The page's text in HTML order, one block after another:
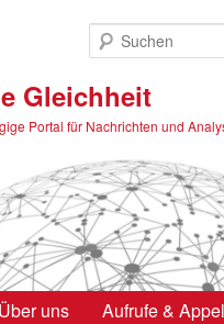
Gleichheit
Portal für Nachrichten und
Über uns
Aufrufe &